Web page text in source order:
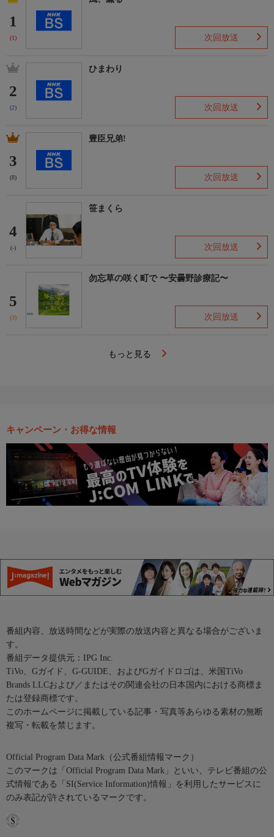
1
(1) 次回放送
2
(2)
ひまわり
次回放送
3
(8)
豊臣兄弟!
次回放送
4
(-)
笹まくら
次回放送
5
(3)
勿忘草の咲く町で 〜安曇野診療記〜
次回放送
もっと見る
キャンペーン・お得な情報
番組内容、放送時間などが実際の放送内容と異なる場合がございま
す。
番組データ提供元：IPG Inc.
TiVo、Gガイド、G-GUIDE、およびGガイドロゴは、米国TiVo
Brands LLCおよび／またはその関連会社の日本国内における商標ま
たは登録商標です。
このホームページに掲載している記事・写真等あらゆる素材の無断
複写・転載を禁じます。
Official Program Data Mark（公式番組情報マーク）
このマークは「Official Program Data Mark」といい、テレビ番組の公
式情報である「SI(Service Information)情報」を利用したサービスに
のみ表記が許されているマークです。